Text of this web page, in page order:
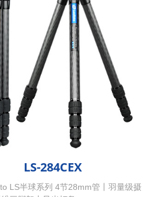
LS-284CEX
LS半球系列 4节28mm管丨羽量级摄